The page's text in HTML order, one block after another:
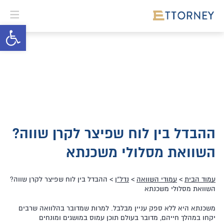
פתח
ההבדל בין לוח שפיצר לקרן שווה?
השוואת מסלולי משכנתא
עמוד הבית > עמודי השוואה > נדל"ן > ההבדל בין לוח שפיצר לקרן שווה?
השוואת מסלולי משכנתא
משכנתא היא ללא ספק עניין מבלבל. למרות שמדובר בהלוואה שרבים
יקחו במהלך חייהם, מדובר בעולם תוכן עמוס במושגים ומונחים